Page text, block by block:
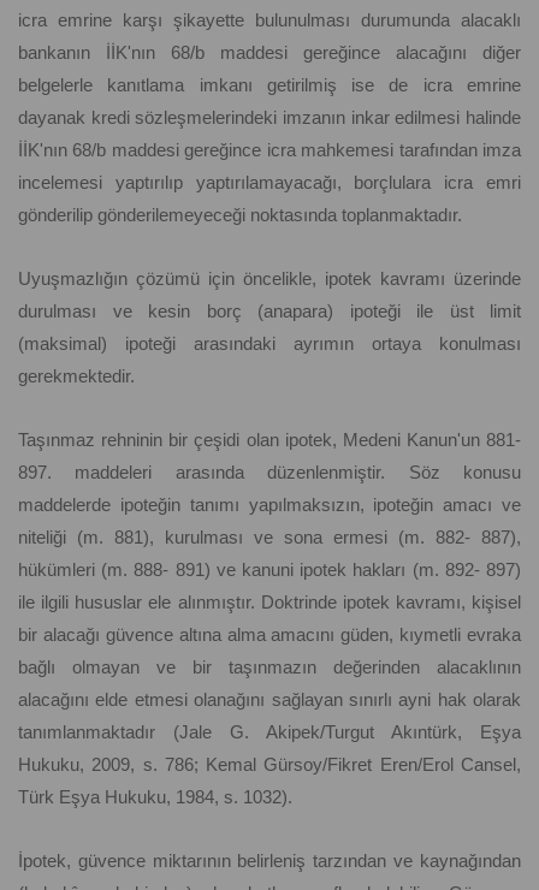
icra emrine karşı şikayette bulunulması durumunda alacaklı
bankanın İİK'nın 68/b maddesi gereğince alacağını diğer
belgelerle kanıtlama imkanı getirilmiş ise de icra emrine
dayanak kredi sözleşmelerindeki imzanın inkar edilmesi halinde
İİK'nın 68/b maddesi gereğince icra mahkemesi tarafından imza
incelemesi yaptırılıp yaptırılamayacağı, borçlulara icra emri
gönderilip gönderilemeyeceği noktasında toplanmaktadır.
Uyuşmazlığın çözümü için öncelikle, ipotek kavramı üzerinde
durulması ve kesin borç (anapara) ipoteği ile üst limit
(maksimal) ipoteği arasındaki ayrımın ortaya konulması
gerekmektedir.
Taşınmaz rehninin bir çeşidi olan ipotek, Medeni Kanun'un 881-
897. maddeleri arasında düzenlenmiştir. Söz konusu
maddelerde ipoteğin tanımı yapılmaksızın, ipoteğin amacı ve
niteliği (m. 881), kurulması ve sona ermesi (m. 882- 887),
hükümleri (m. 888- 891) ve kanuni ipotek hakları (m. 892- 897)
ile ilgili hususlar ele alınmıştır. Doktrinde ipotek kavramı, kişisel
bir alacağı güvence altına alma amacını güden, kıymetli evraka
bağlı olmayan ve bir taşınmazın değerinden alacaklının
alacağını elde etmesi olanağını sağlayan sınırlı ayni hak olarak
tanımlanmaktadır (Jale G. Akipek/Turgut Akıntürk, Eşya
Hukuku, 2009, s. 786; Kemal Gürsoy/Fikret Eren/Erol Cansel,
Türk Eşya Hukuku, 1984, s. 1032).
İpotek, güvence miktarının belirleniş tarzından ve kaynağından